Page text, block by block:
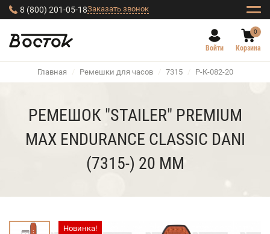
8 (800) 201-05-18Заказать звонок
Войти
0
Корзина
Главная / Ремешки для часов / 7315 / Р-К-082-20
РЕМЕШОК "STAILER" PREMIUM
MAX ENDURANCE CLASSIC DANI
(7315-) 20 ММ
Новинка!